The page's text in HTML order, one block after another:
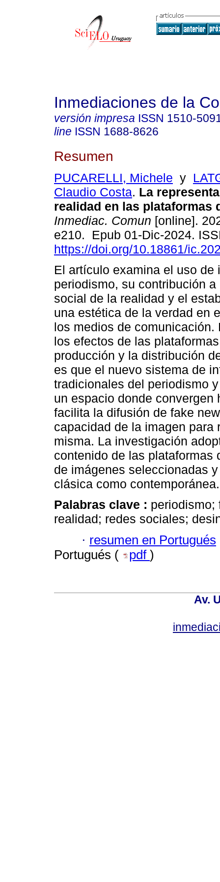
Inmediaciones de la
versión impresa ISSN 1510-
line ISSN 1688-8626
Resumen
PUCARELLI, Michele y
Claudio Costa. La
realidad en las plataformas
Inmediac. Comun [online].
e210. Epub 01-Dic-2024.
https://doi.org/10.18861/
El artículo examina el uso de
periodismo, su contribución
social de la realidad y el
una estética de la verdad en
los medios de
los efectos de las
producción y la distribución
es que el nuevo sistema de
tradicionales del periodismo
un espacio donde
facilita la difusión de fake
capacidad de la imagen para
misma. La investigación
contenido de las
de imágenes seleccionadas
clásica como contemporánea.
Palabras clave : periodismo;
realidad; redes sociales;
· resumen en Portugués
Portugués (
pdf )
Av.